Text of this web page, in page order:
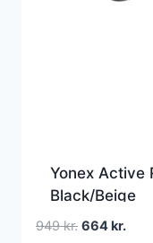
Yonex Active
Black/Beige
949kr. Den
664kr.Den